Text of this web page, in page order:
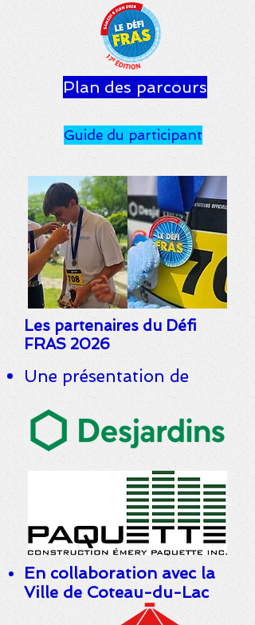
Plan des parcours
Guide du participant
Les partenaires du Défi
FRAS 2026
Une présentation de
En collaboration avec la
Ville de Coteau-du-Lac